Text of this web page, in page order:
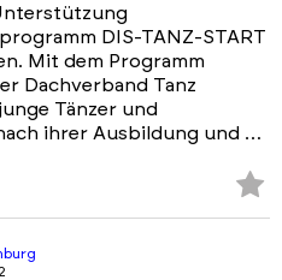
DIS-TANZ-START
Mit dem Programm
Dachverband Tanz
Tänzer und
ihrer Ausbildung und …